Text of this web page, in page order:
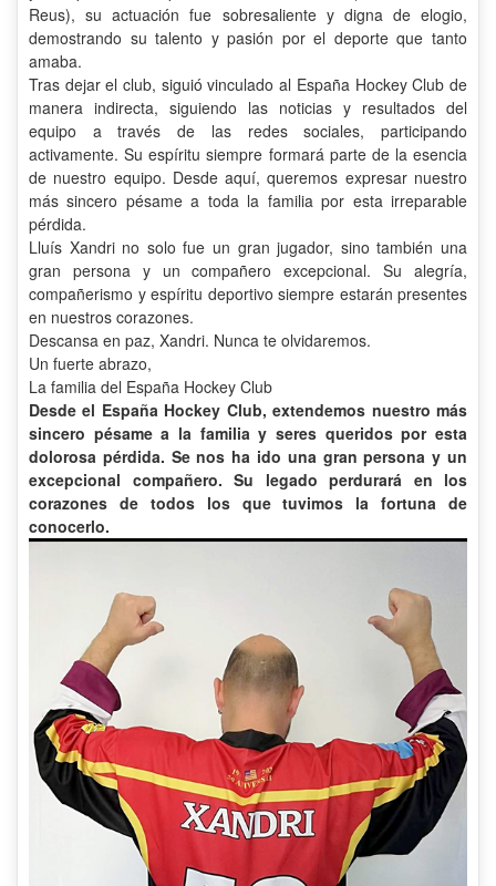
Reus),su actuación fue sobresaliente y digna de elogio,
demostrando su talento y pasión por el deporte que tanto
amaba.
Tras dejar el club, siguió vinculado al España Hockey Club de
manera indirecta, siguiendo las noticias y resultados del
equipo a través de las redes sociales, participando
activamente.Su espíritu siempre formará parte de la esencia
de nuestro equipo. Desde aquí, queremos expresar nuestro
más sincero pésame a toda la familia por esta irreparable
pérdida.
Lluís Xandri no solo fue un gran jugador, sino también una
gran persona y un compañero excepcional. Su alegría,
compañerismo y espíritu deportivo siempre estarán presentes
en nuestros corazones.
Descansa en paz, Xandri. Nunca te olvidaremos.
Un fuerte abrazo,
La familia del España Hockey Club
Desde el España Hockey Club, extendemos nuestro más
sincero pésame a la familia y seres queridos por esta
dolorosa pérdida. Se nos ha ido una gran persona y un
excepcional compañero. Su legado perdurará en los
corazones de todos los que tuvimos la fortuna de
conocerlo.